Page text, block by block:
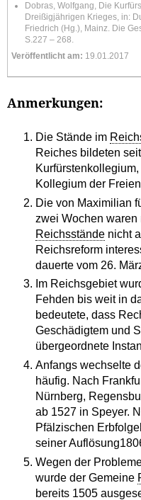
Dobras, Wolfgang, Die
Dreißigjährigen Krieges, in:
Friedrich (Hg.), Mainz. Die
S.227 – 268.
Veröffentlicht am: 19.01.2017
Anmerkungen:
Die Stände im
Reiches bildeten
Kollegium der
Die von Maximilian
zwei Wochen waren
Reichsständenicht
Reichsreform
dauerte vom 26.
Im Reichsgebiet
Fehden bis weit in
bedeutete, dass
Geschädigtem und
übergeordnete
Anfangs wechselte
häufig. Nach
Nürnberg,
ab 1527 in Speyer.
Pfälzischen
seiner
Wegen der
wurde der Gemeine
bereits 1505